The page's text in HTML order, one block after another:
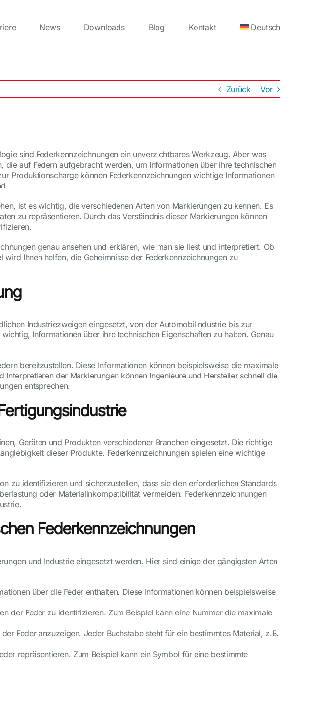
News Downloads Blog Kontakt Deutsch
Zurück Vor
sind Federkennzeichnungen ein unverzichtbares Werkzeug. Aber was
die auf Federn aufgebracht werden, um Informationen über ihre technischen
Produktionscharge können Federkennzeichnungen wichtige Informationen
ist es wichtig, die verschiedenen Arten von Markierungen zu kennen. Es
zu repräsentieren. Durch das Verständnis dieser Markierungen können
genau ansehen und erklären, wie man sie liest und interpretiert. Ob
Ihnen helfen, die Geheimnisse der Federkennzeichnungen zu
Industriezweigen eingesetzt, von der Automobilindustrie bis zur
Informationen über ihre technischen Eigenschaften zu haben. Genau
bereitzustellen. Diese Informationen können beispielsweise die maximale
der Markierungen können Ingenieure und Hersteller schnell die
entsprechen.
Geräten und Produkten verschiedener Branchen eingesetzt. Die richtige
dieser Produkte. Federkennzeichnungen spielen eine wichtige
zu identifizieren und sicherzustellen, dass sie den erforderlichen Standards
oder Materialinkompatibilität vermeiden. Federkennzeichnungen
Federkennzeichnungen
und Industrie eingesetzt werden. Hier sind einige der gängigsten Arten
über die Feder enthalten. Diese Informationen können beispielsweise
der Feder zu identifizieren. Zum Beispiel kann eine Nummer die maximale
Feder anzuzeigen. Jeder Buchstabe steht für ein bestimmtes Material, z.B.
repräsentieren. Zum Beispiel kann ein Symbol für eine bestimmte